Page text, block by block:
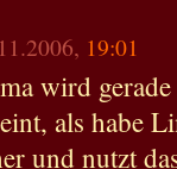
19:01
wird
als habe
und nutzt